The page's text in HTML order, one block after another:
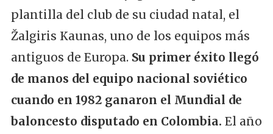
plantilla del club de su ciudad natal, el
Žalgiris Kaunas, uno de los equipos más
antiguos de Europa.Su primer éxito llegó
de manos del equipo nacional soviético
cuando en 1982 ganaron el Mundial de
baloncesto disputado en Colombia. El año